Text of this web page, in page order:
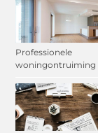
Professionele
woningontruiming